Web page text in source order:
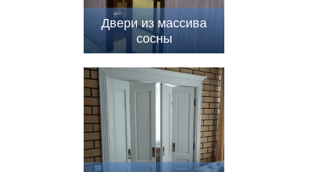
Двери из массива
сосны